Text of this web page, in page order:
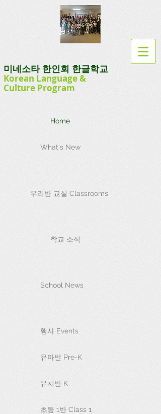
미네소타 한인회 한글학교
Korean Language&
Culture Program
Home
What's New
우리반 교실 Classrooms
학교 소식
School News
행사 Events
유아반 Pre-K
유치반 K
초등 1반 Class 1